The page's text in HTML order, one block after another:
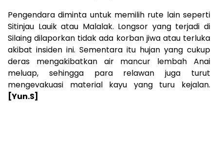
Pengendara diminta untuk memilih rute lain seperti
Sitinjau Lauik atau Malalak. Longsor yang terjadi di
Silaing dilaporkan tidak ada korban jiwa atau terluka
akibat insiden ini. Sementara itu hujan yang cukup
deras mengakibatkan air mancur lembah Anai
meluap, sehingga para relawan juga turut
mengevakuasi material kayu yang turu kejalan.
[Yun.S]